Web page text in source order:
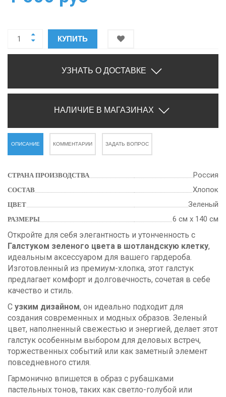
КУПИТЬ
УЗНАТЬ О ДОСТАВКЕ
НАЛИЧИЕ В МАГАЗИНАХ
ОПИСАНИЕ КОММЕНТАРИИ ЗАДАТЬ ВОПРОС
СТРАНА ПРОИЗВОДСТВА Россия
СОСТАВ Хлопок
ЦВЕТ Зеленый
РАЗМЕРЫ 6 см х 140 см
Откройте для себя элегантность и утонченность с
Галстуком зеленого цвета в шотландскую клетку,
идеальным аксессуаром для вашего гардероба.
Изготовленный из премиум-хлопка, этот галстук
предлагает комфорт и долговечность, сочетая в себе
качество и стиль.
С узким дизайном, он идеально подходит для
создания современных и модных образов. Зеленый
цвет, наполненный свежестью и энергией, делает этот
галстук особенным выбором для деловых встреч,
торжественных событий или как заметный элемент
повседневного стиля.
Гармонично впишется в образ с рубашками
пастельных тонов, таких как светло-голубой или